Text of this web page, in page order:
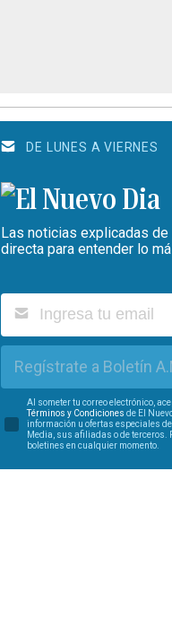
DE LUNES A VIERNES
Las noticias explicadas
directa para entender lo
Regístrate a Boletín
Al someter tu correo electrónico,
Términos y Condiciones de El
información u ofertas especiales
Media, sus afiliadas o de terceros.
boletines en cualquier momento.